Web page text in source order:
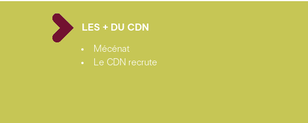
LES + DU CDN
Mécénat
Le CDN recrute